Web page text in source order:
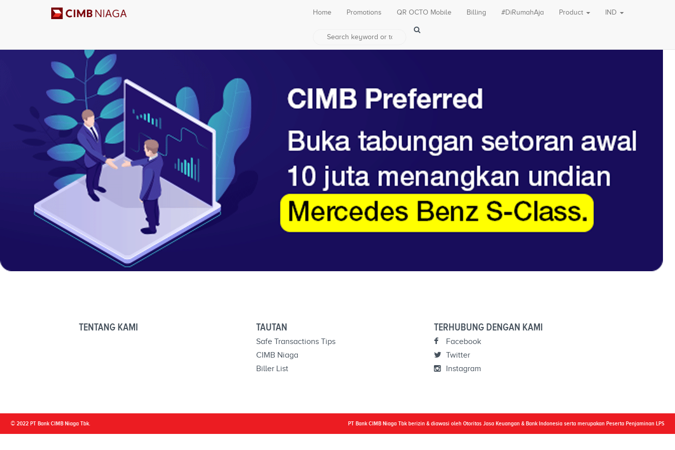
Home Promotions QR OCTO Mobile Billing #DiRumahAja Product IND
TENTANG KAMI TAUTAN
Safe Transactions Tips
CIMB Niaga
Biller List
TERHUBUNG DENGAN KAMI
Facebook
Twitter
Instagram
© 2022 PT Bank CIMB Niaga Tbk. PT Bank CIMB Niaga Tbk berizin & diawasi oleh Otoritas Jasa Keuangan & Bank Indonesia serta merupakan Peserta Penjaminan LPS